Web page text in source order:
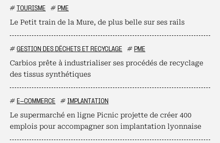
# TOURISME # PME
Le Petit train de la Mure, de plus belle sur ses rails
# GESTION DES DÉCHETS ET RECYCLAGE # PME
Carbios prête à industrialiser ses procédés de recyclage
des tissus synthétiques
# E-COMMERCE # IMPLANTATION
Le supermarché en ligne Picnic projette de créer 400
emplois pour accompagner son implantation lyonnaise